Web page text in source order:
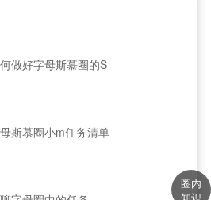
做好字母斯慕圈的S
斯慕圈小m任务清单
圈内